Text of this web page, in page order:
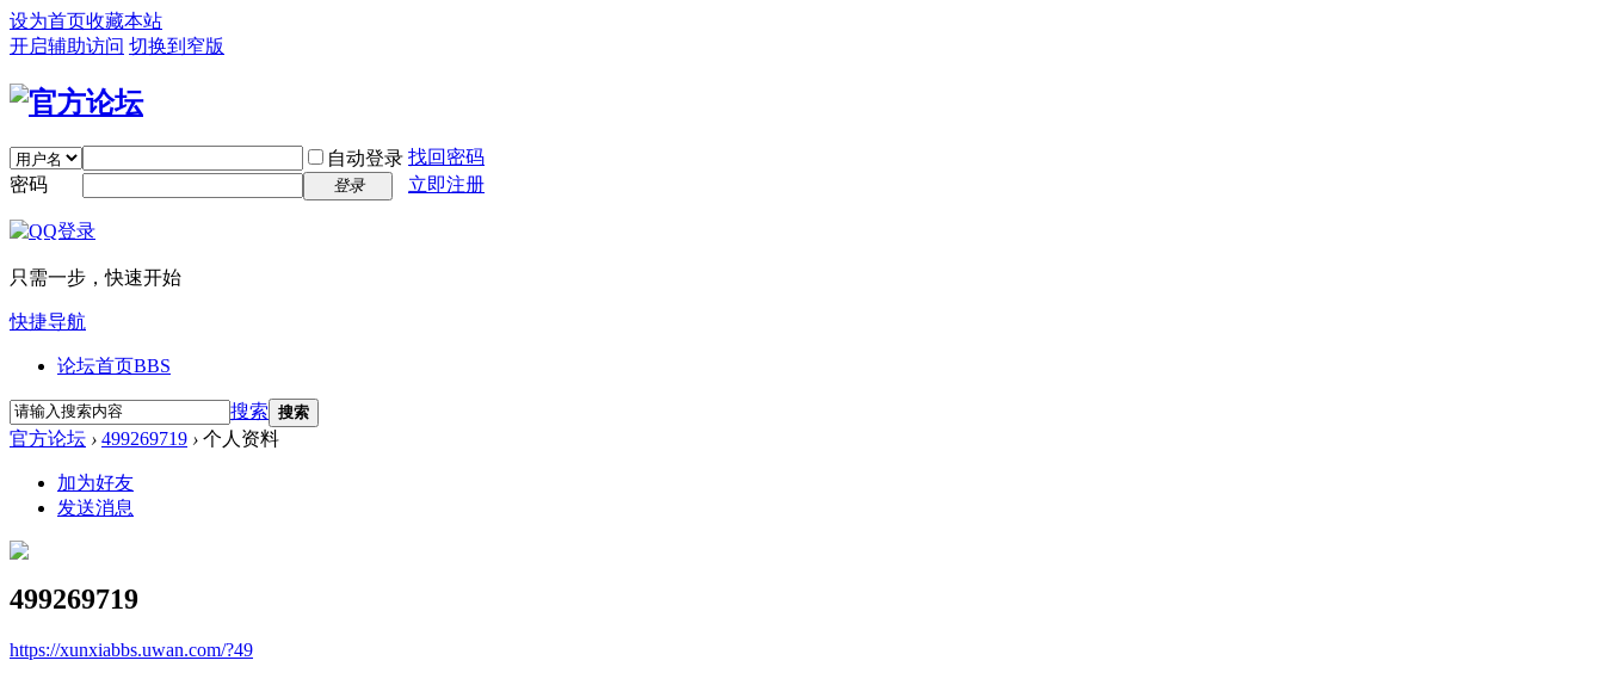
设为首页收藏本站
开启辅助访问 切换到窄版
自动登录 找回密码
密码
登录 立即注册
只需一步，快速开始
快捷导航
论坛首页BBS
搜索 搜索
官方论坛 › 499269719 › 个人资料
加为好友
发送消息
499269719
https://xunxiabbs.uwan.com/?49